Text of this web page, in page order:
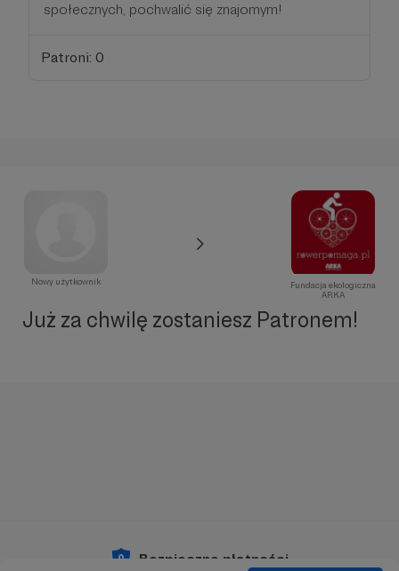
społecznych, pochwalić się znajomym!
Patroni: 0
Nowy użytkownik
Fundacja ekologiczna
ARKA
Już za chwilę zostaniesz Patronem!
Bezpieczne płatności